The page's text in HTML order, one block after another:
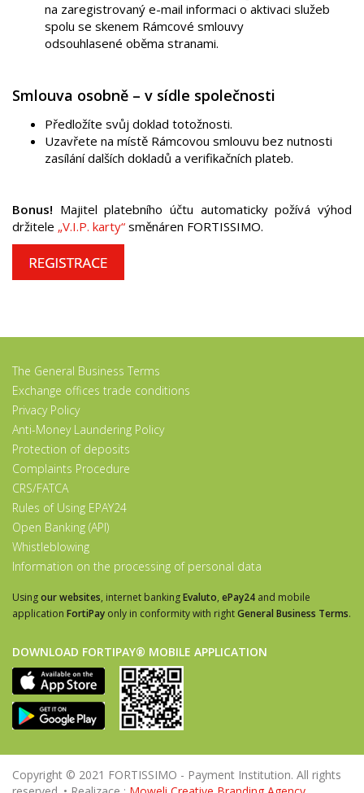
na zaregistrovaný e-mail informaci o aktivaci služeb
spolu se skenem Rámcové smlouvy
odsouhlasené oběma stranami.
Smlouva osobně – v sídle společnosti
Předložíte svůj doklad totožnosti.
Uzavřete na místě Rámcovou smlouvu bez nutnosti
zasílání dalších dokladů a verifikačních plateb.
Bonus! Majitel platebního účtu automaticky požívá výhod
držitele „V.I.P. karty“ směnáren FORTISSIMO.
The General Business Terms
Exchange offices trade conditions
Privacy Policy
Anti-Money Laundering Policy
Protection of deposits
Complaints Procedure
CRS/FATCA
Rules of Using EPAY24
Open Banking (API)
Whistleblowing
Information on the processing of personal data
Usingour websites, internet bankingEvaluto, ePay24 and mobile
application FortiPay only in conformity with rightGeneral Business Terms.
DOWNLOAD FORTIPAY® MOBILE APPLICATION
Copyright © 2021 FORTISSIMO - Payment Institution. All rights